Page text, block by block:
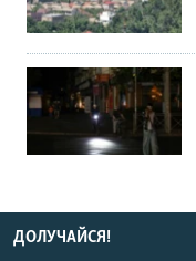
ДОЛУЧАЙСЯ!